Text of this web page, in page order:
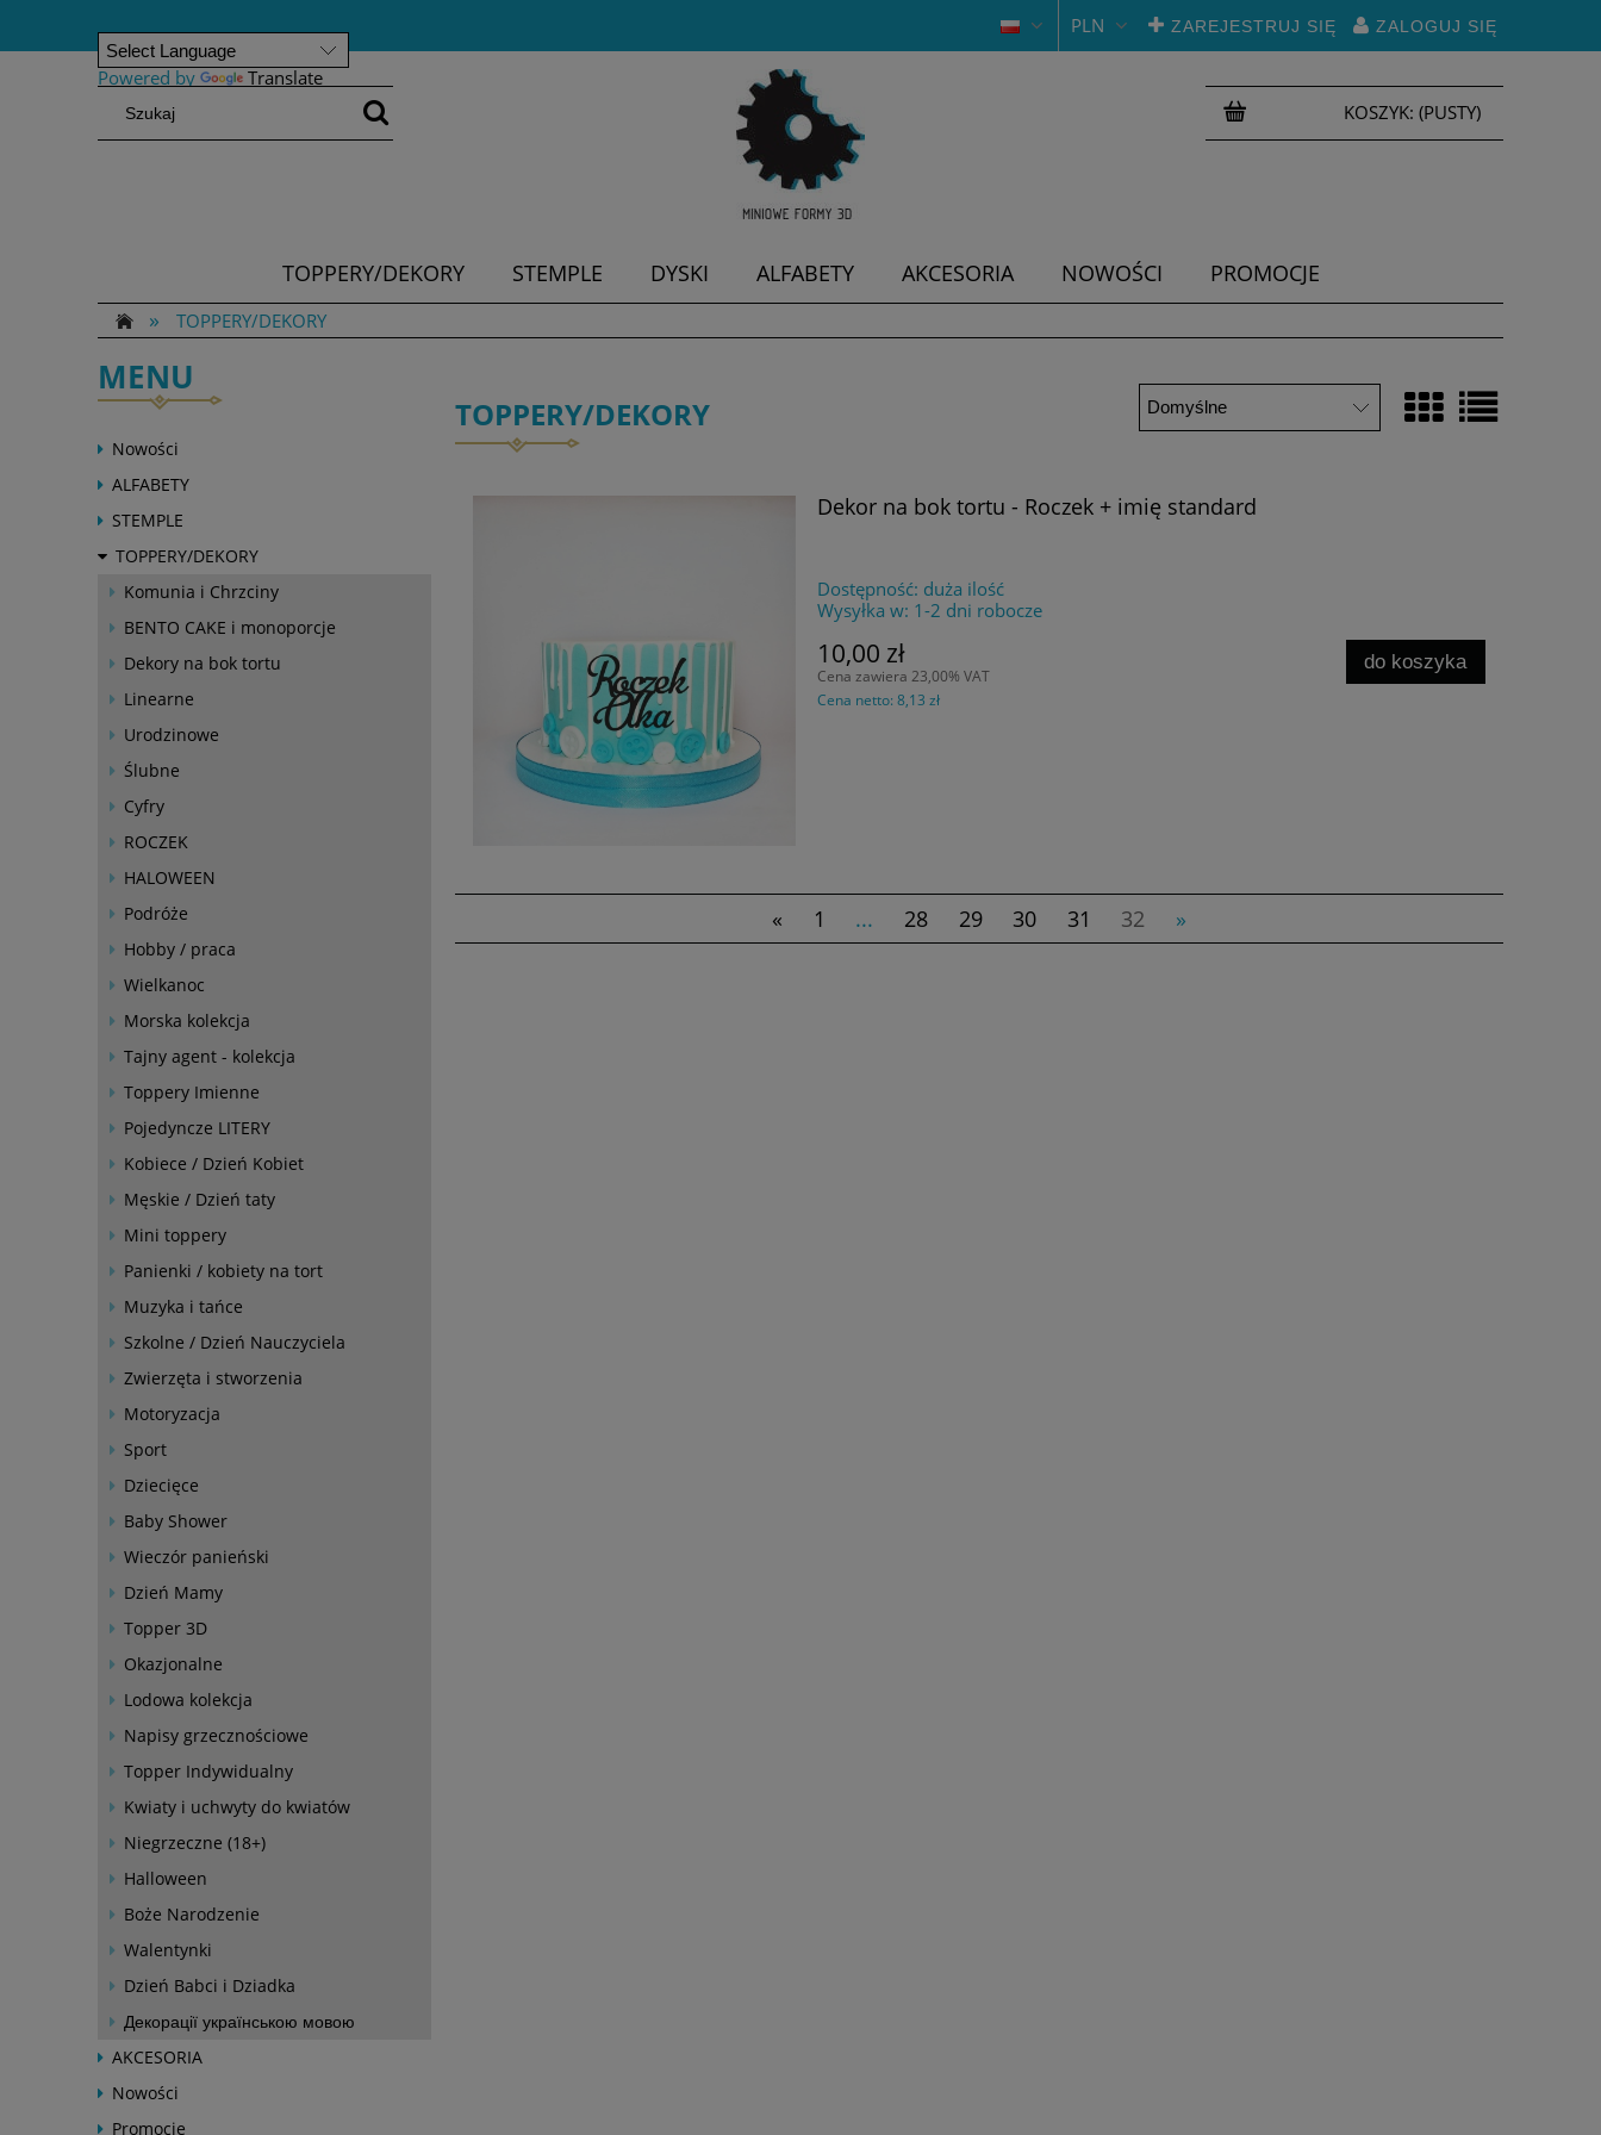
Powered by Translate
ZAREJESTRUJ SIĘ ZALOGUJ SIĘ
PLN
KOSZYK: (PUSTY)
TOPPERY/DEKORY STEMPLE DYSKI ALFABETY AKCESORIA NOWOŚCI
PROMOCJE
»
TOPPERY/DEKORY
MENU
Nowości
ALFABETY
STEMPLE
TOPPERY/DEKORY
Komunia i Chrzciny
BENTO CAKE i monoporcje
Dekory na bok tortu
Linearne
Urodzinowe
Ślubne
Cyfry
ROCZEK
HALOWEEN
Podróże
Hobby / praca
Wielkanoc
Morska kolekcja
Tajny agent - kolekcja
Toppery Imienne
Pojedyncze LITERY
Kobiece / Dzień Kobiet
Męskie / Dzień taty
Mini toppery
Panienki / kobiety na tort
Muzyka i tańce
Szkolne / Dzień Nauczyciela
Zwierzęta i stworzenia
Motoryzacja
Sport
Dziecięce
Baby Shower
Wieczór panieński
Dzień Mamy
Topper 3D
Okazjonalne
Lodowa kolekcja
Napisy grzecznościowe
Topper Indywidualny
Kwiaty i uchwyty do kwiatów
Niegrzeczne (18+)
Halloween
Boże Narodzenie
Walentynki
Dzień Babci i Dziadka
Декорації українською мовою
AKCESORIA
Nowości
Promocje
TOPPERY/DEKORY
Dekor na bok tortu - Roczek + imię standard
Dostępność: duża ilość
Wysyłka w: 1-2 dni robocze
10,00 zł
Cena zawiera 23,00% VAT
Cena netto:8,13 zł
do koszyka
« 1 ... 28 29 30 31 32 »